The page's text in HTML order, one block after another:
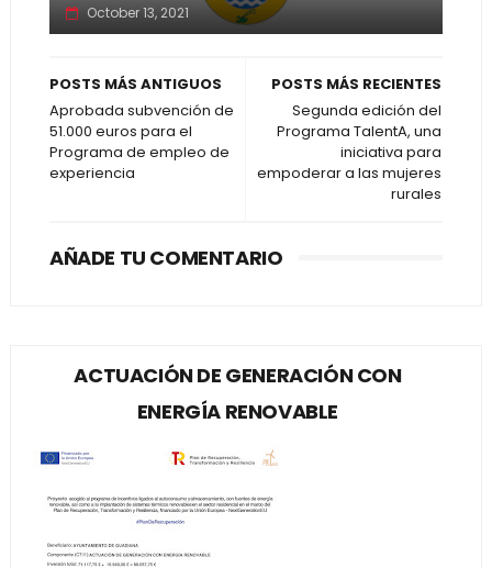
October 13, 2021
POSTS MÁS RECIENTES
Segunda edición del
Programa TalentA, una
iniciativa para
empoderar a las mujeres
rurales
POSTS MÁS ANTIGUOS
Aprobada subvención de
51.000 euros para el
Programa de empleo de
experiencia
AÑADE TU COMENTARIO
ACTUACIÓN DE GENERACIÓN CON
ENERGÍA RENOVABLE